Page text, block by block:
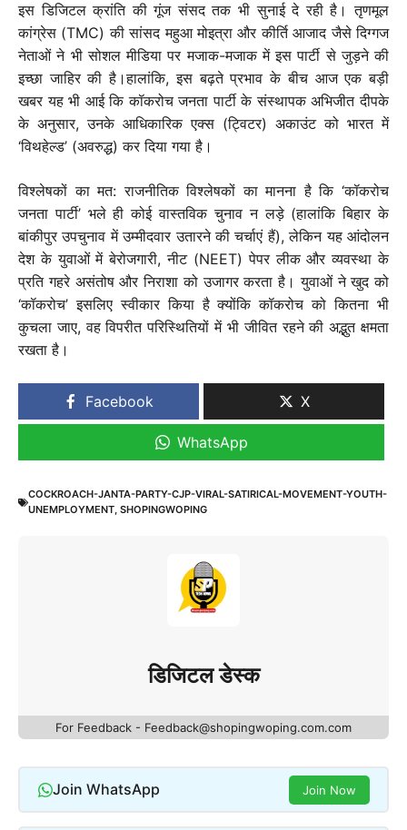
इस डिजिटल क्रांति की गूंज संसद तक भी सुनाई दे रही है। तृणमूल
कांग्रेस (TMC) की सांसद महुआ मोइत्रा और कीर्ति आजाद जैसे दिग्गज
नेताओं ने भी सोशल मीडिया पर मजाक-मजाक में इस पार्टी से जुड़ने की
इच्छा जाहिर की है।हालांकि, इस बढ़ते प्रभाव के बीच आज एक बड़ी
खबर यह भी आई कि कॉकरोच जनता पार्टी के संस्थापक अभिजीत दीपके
के अनुसार, उनके आधिकारिक एक्स (ट्विटर) अकाउंट को भारत में
‘विथहेल्ड’ (अवरुद्ध) कर दिया गया है।
विश्लेषकों का मत: राजनीतिक विश्लेषकों का मानना है कि ‘कॉकरोच
जनता पार्टी’ भले ही कोई वास्तविक चुनाव न लड़े (हालांकि बिहार के
बांकीपुर उपचुनाव में उम्मीदवार उतारने की चर्चाएं हैं), लेकिन यह आंदोलन
देश के युवाओं में बेरोजगारी, नीट (NEET) पेपर लीक और व्यवस्था के
प्रति गहरे असंतोष और निराशा को उजागर करता है। युवाओं ने खुद को
‘कॉकरोच’ इसलिए स्वीकार किया है क्योंकि कॉकरोच को कितना भी
कुचला जाए, वह विपरीत परिस्थितियों में भी जीवित रहने की अद्भुत क्षमता
रखता है।
Facebook X
WhatsApp
COCKROACH-JANTA-PARTY-CJP-VIRAL-SATIRICAL-MOVEMENT-YOUTH-
UNEMPLOYMENT, SHOPINGWOPING
डिजिटल डेस्क
For Feedback - Feedback@shopingwoping.com.com
Join WhatsApp Join Now